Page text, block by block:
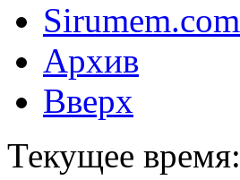
Sirumem.com
Архив
Вверх
Текущее время: